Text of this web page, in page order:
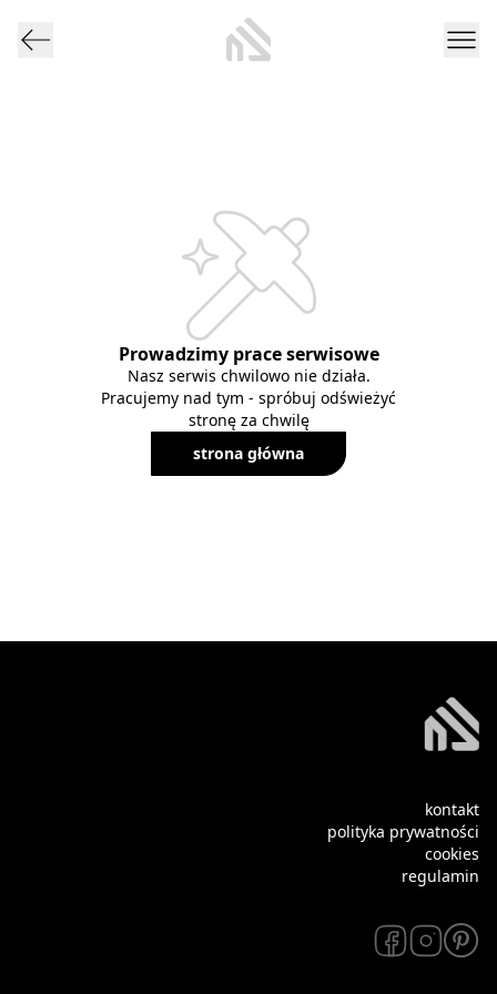
Prowadzimy prace serwisowe
Nasz serwis chwilowo nie działa.
Pracujemy nad tym - spróbuj odświeżyć
stronę za chwilę
strona główna
kontakt
polityka prywatności
cookies
regulamin